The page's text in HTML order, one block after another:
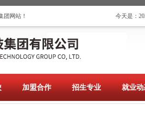
网站！ 今天是：
加盟合作 招生专业 就业动